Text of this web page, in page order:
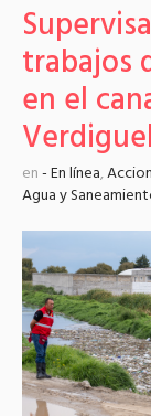
trabajos
en el
Verdiguel
en- En línea,
Agua y